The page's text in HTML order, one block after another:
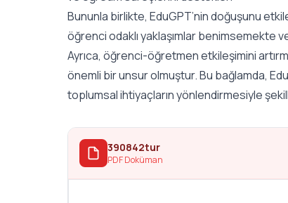
Bununla birlikte, EduGPT’nin doğuşunu
öğrenci odaklı yaklaşımlar benimsemekte
Ayrıca, öğrenci-öğretmen etkileşimini
önemli bir unsur olmuştur. Bu bağlamda,
toplumsal ihtiyaçların yönlendirmesiyle
390842tur
PDF Doküman